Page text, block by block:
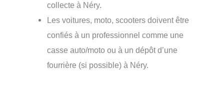
collecte à Néry.
Les voitures, moto, scooters doivent être
confiés à un professionnel comme une
casse auto/moto ou à un dépôt d’une
fourrière (si possible) à Néry.